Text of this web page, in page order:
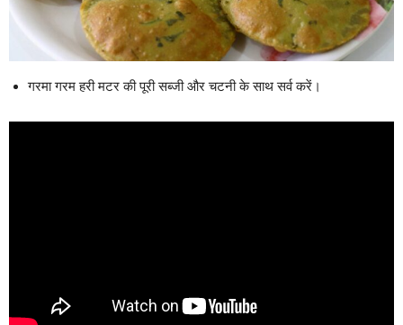
गरमा गरम हरी मटर की पूरी सब्जी और चटनी के साथ सर्व करें।